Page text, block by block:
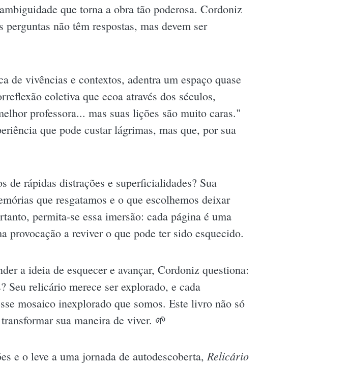
que torna a obra tão poderosa. Cordoniz
não têm respostas, mas devem ser
vivências e contextos, adentra um espaço quase
coletiva que ecoa através dos séculos,
professora... mas suas lições são muito caras."
que pode custar lágrimas, mas que, por sua
de rápidas distrações e superficialidades? Sua
que resgatamos e o que escolhemos deixar
permita-se essa imersão: cada página é uma
provocação a reviver o que pode ter sido esquecido.
a ideia de esquecer e avançar, Cordoniz questiona:
Seu relicário merece ser explorado, e cada
mosaico inexplorado que somos. Este livro não só
sua maneira de viver. 🌱
e o leve a uma jornada de autodescoberta, Relicário